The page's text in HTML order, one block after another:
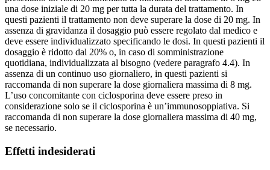
una dose iniziale di 20 mg per tutta la durata del trattamento. In
questi pazienti il trattamento non deve superare la dose di 20 mg. In
assenza di gravidanza il dosaggio può essere regolato dal medico e
deve essere individualizzato specificando le dosi. In questi pazienti il
dosaggio è ridotto dal 20% o, in caso di somministrazione
quotidiana, individualizzata al bisogno (vedere paragrafo 4.4). In
assenza di un continuo uso giornaliero, in questi pazienti si
raccomanda di non superare la dose giornaliera massima di 8 mg.
L’uso concomitante con ciclosporina deve essere preso in
considerazione solo se il ciclosporina è un’immunosoppiativa. Si
raccomanda di non superare la dose giornaliera massima di 40 mg,
se necessario.
Effetti indesiderati